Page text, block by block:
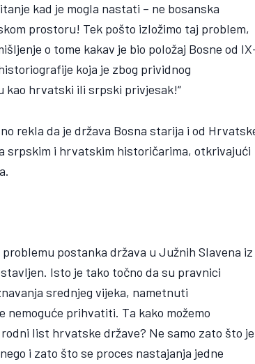
kad je mogla nastati – ne bosanska
prostoru! Tek pošto izložimo taj problem,
o tome kakav je bio položaj Bosne od
koja je zbog prividnog
kao hrvatski ili srpski privjesak!“
rekla da je država Bosna starija i od
srpskim i hrvatskim historičarima, otkrivajući
postanka država u Južnih Slavena iz
Isto je tako točno da su pravnici
srednjeg vijeka, nametnuti
nemoguće prihvatiti. Ta kako možemo
list hrvatske države? Ne samo zato što je
i zato što se proces nastajanja jedne